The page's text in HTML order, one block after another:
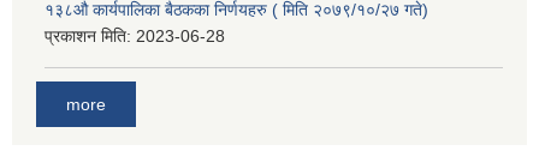
१३८औ कार्यपालिका बैठकका निर्णयहरु ( मिति २०७९/१०/२७ गते)
प्रकाशन मिति: 2023-06-28
more